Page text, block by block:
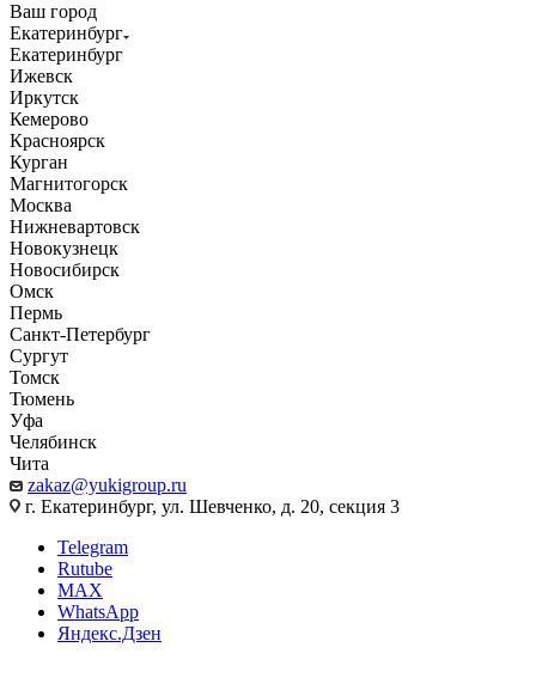
Ваш город
Екатеринбург
Екатеринбург
Ижевск
Иркутск
Кемерово
Красноярск
Курган
Магнитогорск
Москва
Нижневартовск
Новокузнецк
Новосибирск
Омск
Пермь
Санкт-Петербург
Сургут
Томск
Тюмень
Уфа
Челябинск
Чита
zakaz@yukigroup.ru
г. Екатеринбург, ул. Шевченко, д. 20, секция 3
Telegram
Rutube
MAX
WhatsApp
Яндекс.Дзен